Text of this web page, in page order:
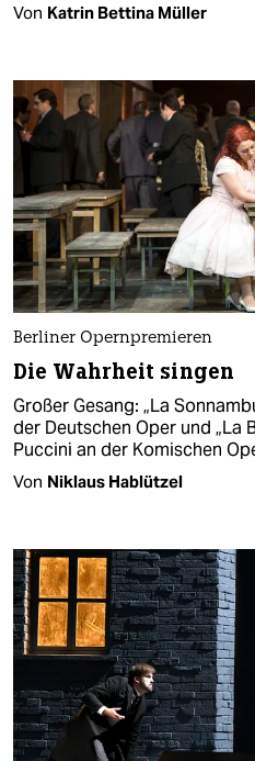
Von Katrin Bettina Müller
Berliner Opernpremieren
Die Wahrheit singen
Großer Gesang: „La
der Deutschen Oper und „La
Puccini an der Komischen
Von Niklaus Hablützel